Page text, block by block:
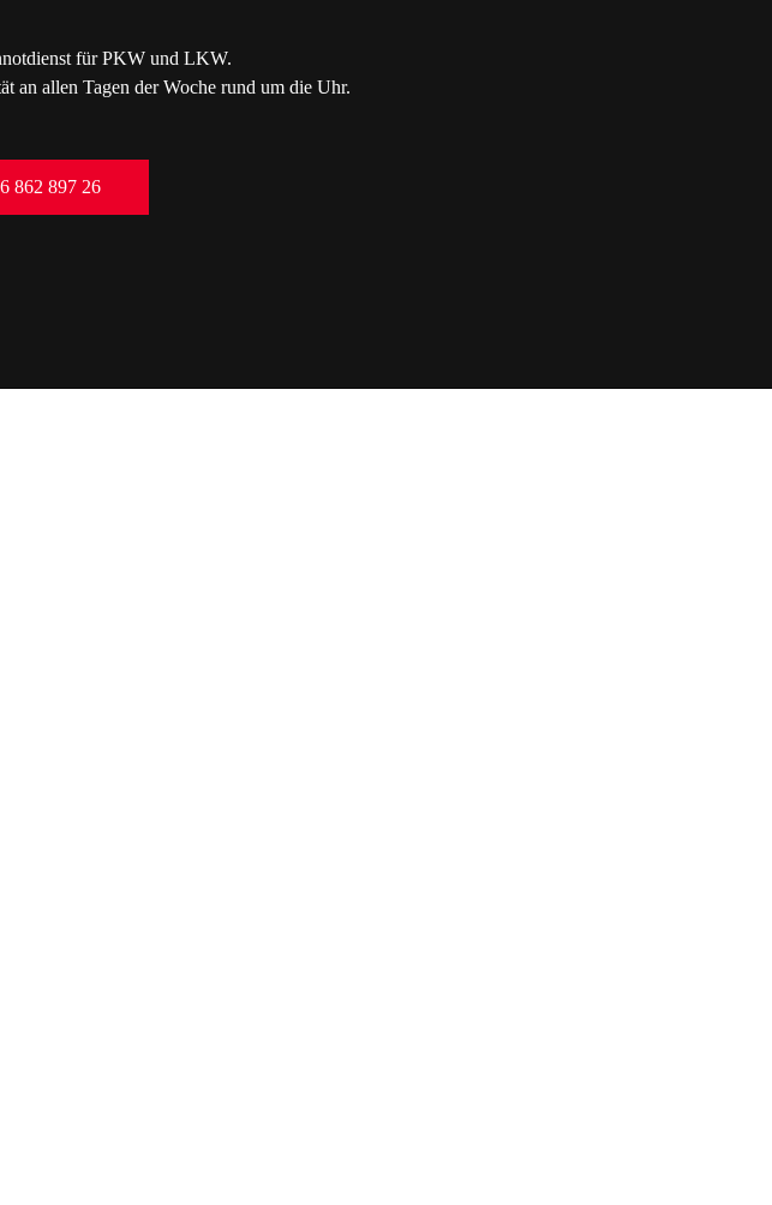
für PKW und LKW.
an allen Tagen der Woche rund um die Uhr.
862 897 26